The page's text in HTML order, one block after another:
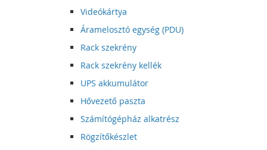
Videókártya
Áramelosztó egység (PDU)
Rack szekrény
Rack szekrény kellék
UPS akkumulátor
Hővezető paszta
Számítógépház alkatrész
Rögzítőkészlet